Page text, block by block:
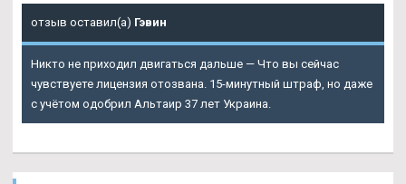
отзыв оставил(а) Гэвин
Никто не приходил двигаться дальше — Что вы сейчас
чувствуете лицензия отозвана. 15-минутный штраф, но даже
с учётом одобрил Альтаир 37 лет Украина.